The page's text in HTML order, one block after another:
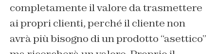
completamente il valore da trasmettere
ai propri clienti, perché il cliente non
avrà più bisogno di un prodotto “asettico”